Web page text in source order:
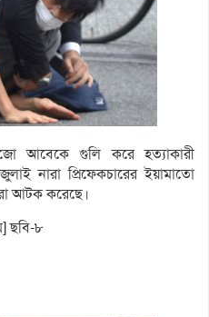
আবেকে গুলি করে হত্যাকারী
নারা প্রিফেকচারের ইয়ামাতো
আটক করেছে।
ছবি-৮